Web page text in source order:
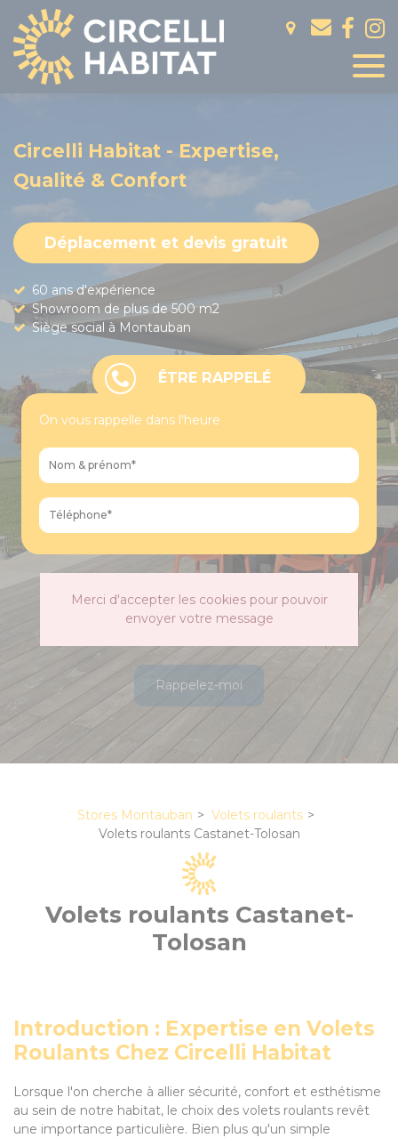
Circelli Habitat - Expertise,
Qualité & Confort
Déplacement et devis gratuit
60 ans d'expérience
Showroom de plus de 500 m2
Siège social à Montauban
ÊTRE RAPPELÉ
On vous rappelle dans l'heure
Merci d'accepter les cookies pour pouvoir
envoyer votre message
Rappelez-moi
Stores Montauban
Volets roulants
Volets roulants Castanet-Tolosan
Volets roulants Castanet-
Tolosan
Introduction : Expertise en Volets
Roulants Chez Circelli Habitat
Lorsque l'on cherche à allier sécurité, confort et esthétisme
au sein de notre habitat, le choix des volets roulants revêt
une importance particulière. Bien plus qu'un simple
Panneau de gestion des cookies